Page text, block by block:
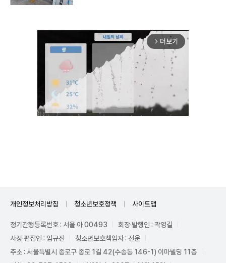
arrow_forward_ios 더보기
개인정보처리방침 청소년보호정책 사이트맵
정기간행등록번호 : 서울 아 00493
회장·발행인 : 곽영길
사장·편집인 : 임규진
청소년보호책임자 : 전운
주소 : 서울특별시 종로구 종로 1길 42(수송동 146-1) 이마빌딩 11층